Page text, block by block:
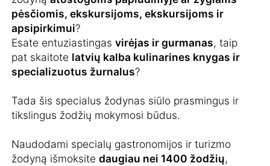
pėsčiomis, ekskursijoms, ekskursijoms ir
apsipirkimui?
Esate entuziastingas virėjas ir gurmanas, taip
pat skaitote latvių kalba kulinarines knygas ir
specializuotus žurnalus?
Tada šis specialus žodynas siūlo prasmingus ir
tikslingus žodžių mokymosi būdus.
Naudodami specialų gastronomijos ir turizmo
žodyną išmoksite daugiau nei 1400 žodžių,